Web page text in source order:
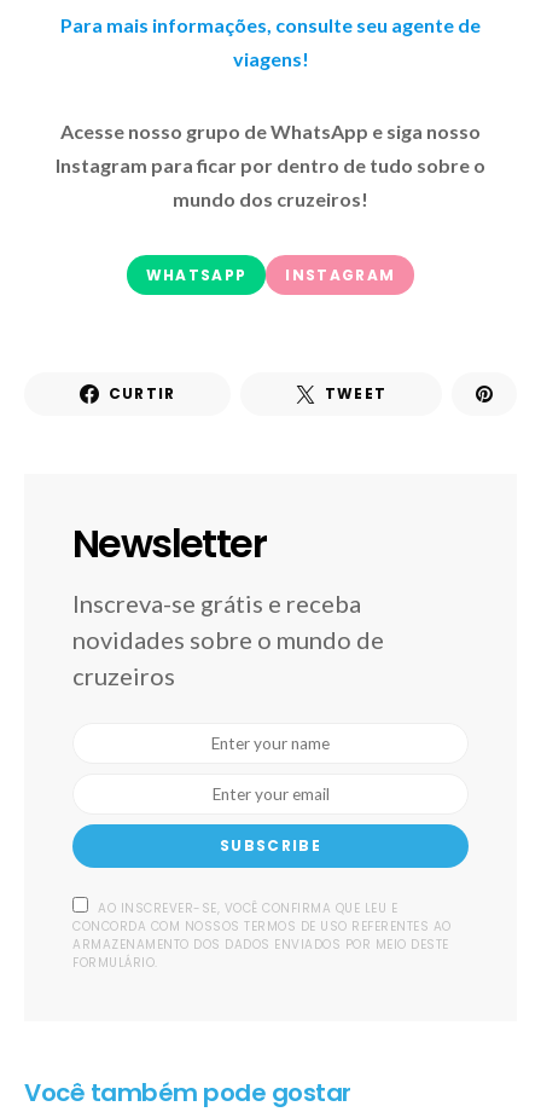
Para mais informações, consulte seu agente de
viagens!
Acesse nosso grupo de WhatsApp e siga nosso
Instagram para ficar por dentro de tudo sobre o
mundo dos cruzeiros!
WHATSAPP INSTAGRAM
CURTIR TWEET
Newsletter
Inscreva-se grátis e receba
novidades sobre o mundo de
cruzeiros
SUBSCRIBE
AO INSCREVER-SE, VOCÊ CONFIRMA QUE LEU E
CONCORDA COM NOSSOS TERMOS DE USO REFERENTES AO
ARMAZENAMENTO DOS DADOS ENVIADOS POR MEIO DESTE
FORMULÁRIO.
Você também pode gostar